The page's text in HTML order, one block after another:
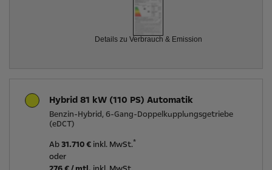
Details zu Verbrauch & Emission
Hybrid 81 kW (110 PS) Automatik
Benzin-Hybrid, 6-Gang-Doppelkupplungsgetriebe
(eDCT)
Ab31.710 € inkl. MwSt.*
oder